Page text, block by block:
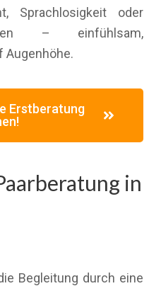
Sprachlosigkeit oder
– einfühlsam,
Augenhöhe.
Erstberatung
in
Begleitung durch eine